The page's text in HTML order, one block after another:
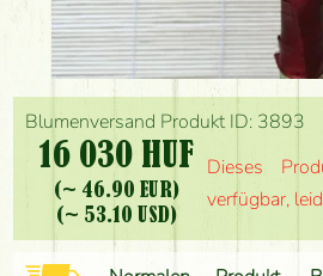
Blumenversand Produkt ID: 3893
16 030 HUF
(~ 46.90 EUR)
(~ 53.10 USD)
Dieses
verfügbar,